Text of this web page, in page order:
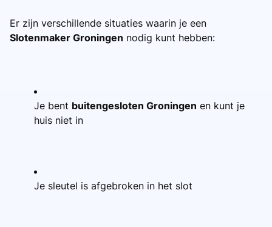
Er zijn verschillende situaties waarin je een
Slotenmaker Groningen nodig kunt hebben:
Je bent buitengesloten Groningen en kunt je
huis niet in
Je sleutel is afgebroken in het slot